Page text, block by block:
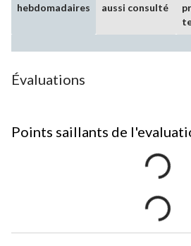
hebdomadaires
aussi consulté
Évaluations
Points saillants de